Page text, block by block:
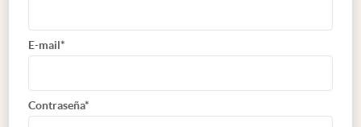
E-mail*
Contraseña*